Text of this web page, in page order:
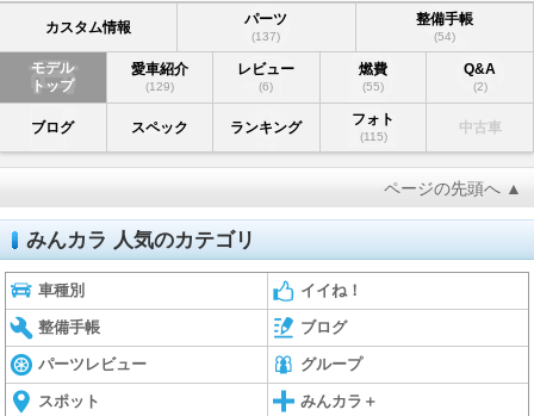
カスタム情報 パーツ
(137)
整備手帳
(54)
モデル
トップ
愛車紹介
(129)
レビュー
(6)
燃費
(55)
Q&A
(2)
ブログ スペック ランキング フォト
(115)
中古車
ページの先頭へ ▲
みんカラ 人気のカテゴリ
車種別 イイね！
整備手帳 ブログ
パーツレビュー グループ
スポット みんカラ＋